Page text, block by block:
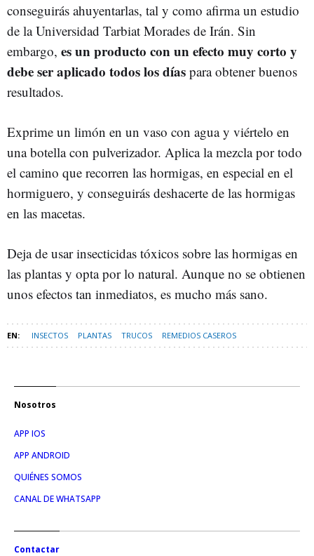
conseguirás ahuyentarlas, tal y como afirma un estudio
de la Universidad Tarbiat Morades de Irán. Sin
embargo, es un producto con un efecto muy corto y
debe ser aplicado todos los días para obtener buenos
resultados.
Exprime un limón en un vaso con agua y viértelo en
una botella con pulverizador. Aplica la mezcla por todo
el camino que recorren las hormigas, en especial en el
hormiguero, y conseguirás deshacerte de las hormigas
en las macetas.
Deja de usar insecticidas tóxicos sobre las hormigas en
las plantas y opta por lo natural. Aunque no se obtienen
unos efectos tan inmediatos, es mucho más sano.
INSECTOS PLANTAS TRUCOS REMEDIOS CASEROS
Nosotros
APP IOS
APP ANDROID
QUIÉNES SOMOS
CANAL DE WHATSAPP
Contactar